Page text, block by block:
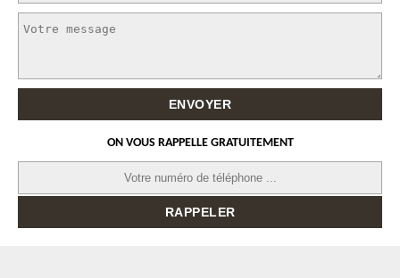
ON VOUS RAPPELLE GRATUITEMENT